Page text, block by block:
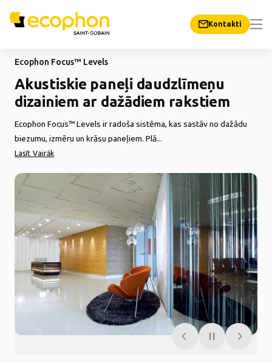
Kontakti
Ecophon Focus™ Levels
Akustiskie paneļi daudzlīmeņu
dizainiem ar dažādiem rakstiem
Ecophon Focus™ Levels ir radoša sistēma, kas sastāv no dažādu
biezumu, izmēru un krāsu paneļiem. Plā...
Lasīt Vairāk